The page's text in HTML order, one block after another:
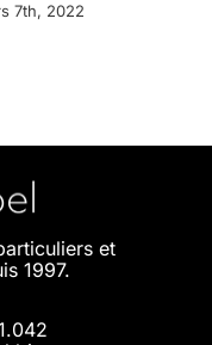
7th, 2022
et
1997.